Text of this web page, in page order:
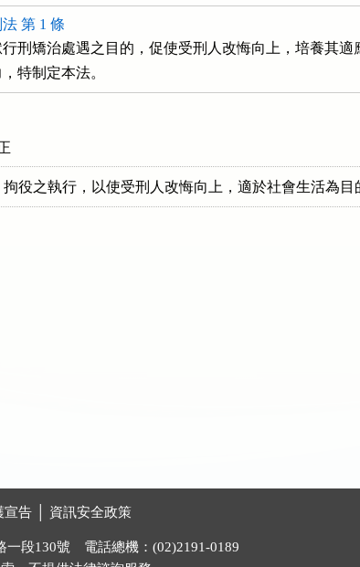
第 1 條
刑矯治處遇之目的，促使受刑人改悔向上，培養其適
特制定本法。
宣告 資訊安全政策
一段130號 電話總機：(02)2191-0189